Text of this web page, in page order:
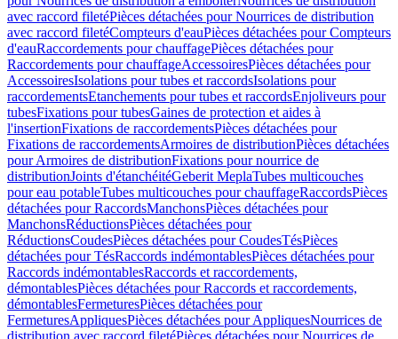
avec raccord filetéPièces détachées pour Nourrices de distribution
avec raccord filetéCompteurs d'eauPièces détachées pour Compteurs
d'eauRaccordements pour chauffagePièces détachées pour
Raccordements pour chauffageAccessoiresPièces détachées pour
AccessoiresIsolations pour tubes et raccordsIsolations pour
raccordementsEtanchements pour tubes et raccordsEnjoliveurs pour
tubesFixations pour tubesGaines de protection et aides à
l'insertionFixations de raccordementsPièces détachées pour
Fixations de raccordementsArmoires de distributionPièces détachées
pour Armoires de distributionFixations pour nourrice de
distributionJoints d'étanchéitéGeberit MeplaTubes multicouches
pour eau potableTubes multicouches pour chauffageRaccordsPièces
détachées pour RaccordsManchonsPièces détachées pour
ManchonsRéductionsPièces détachées pour
RéductionsCoudesPièces détachées pour CoudesTésPièces
détachées pour TésRaccords indémontablesPièces détachées pour
Raccords indémontablesRaccords et raccordements,
démontablesPièces détachées pour Raccords et raccordements,
démontablesFermeturesPièces détachées pour
FermeturesAppliquesPièces détachées pour AppliquesNourrices de
distribution avec raccord filetéPièces détachées pour Nourrices de